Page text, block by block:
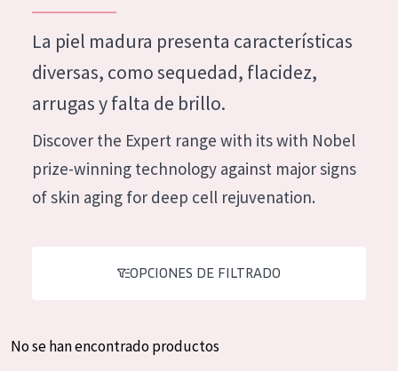
TIPO DE PRODUCTO
Hidratación y luminosidad
Reducción de arrugas
Regeneración
Firmeza
Piel menopáusica
French
Spanish
Greek
La piel madura presenta características
diversas, como sequedad, flacidez,
arrugas y falta de brillo.
Discover the Expert range with its with Nobel
prize-winning technology against major signs
of skin aging for deep cell rejuvenation.
OPCIONES DE FILTRADO
No se han encontrado productos